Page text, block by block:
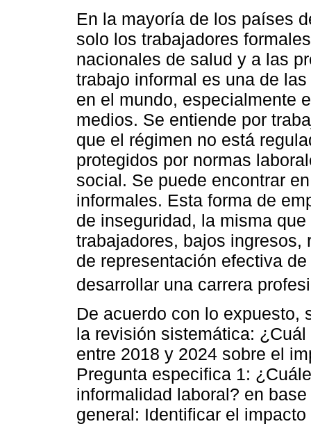
En la mayoría de los países
solo los trabajadores
nacionales de salud y a las
trabajo informal es una de
en el mundo, especialmente
medios. Se entiende por
que el régimen no está
protegidos por normas
social. Se puede encontrar
informales. Esta forma de
de inseguridad, la misma
trabajadores, bajos ingresos,
de representación efectiva
desarrollar una carrera
De acuerdo con lo expuesto,
la revisión sistemática:
entre 2018 y 2024 sobre el
Pregunta especifica 1:
informalidad laboral? en
general: Identificar el